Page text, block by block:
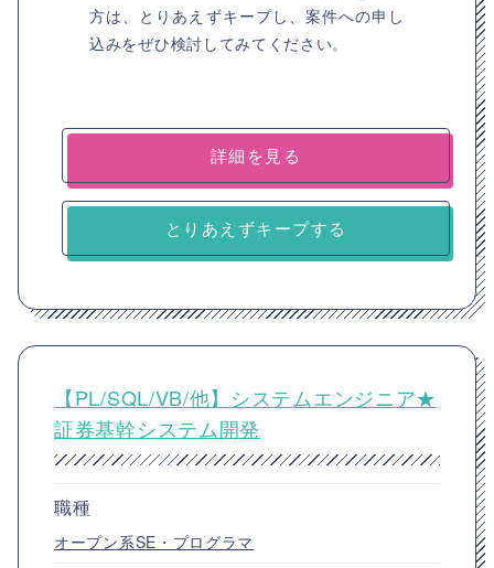
方は、とりあえずキープし、案件への申し
込みをぜひ検討してみてください。
詳細を見る
とりあえずキープする
【PL/SQL/VB/他】システムエンジニア★
証券基幹システム開発
職種
オープン系SE・プログラマ